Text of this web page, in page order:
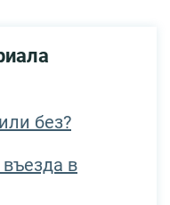
без?
в